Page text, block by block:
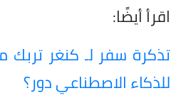
اقرأ أيضًا:
تذكرة سفر لـ كنغر
للذكاء الاصطناعي دور؟